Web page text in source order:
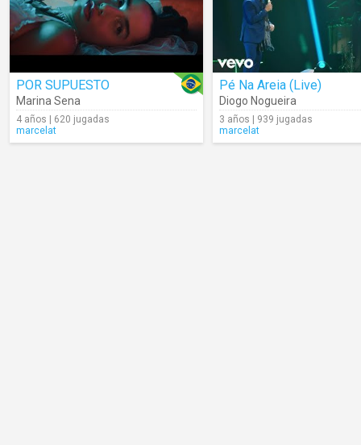
POR SUPUESTO
Marina Sena
4 años | 620 jugadas
marcelat
Pé Na Areia (Live)
Diogo Nogueira
3 años | 939 jugadas
marcelat